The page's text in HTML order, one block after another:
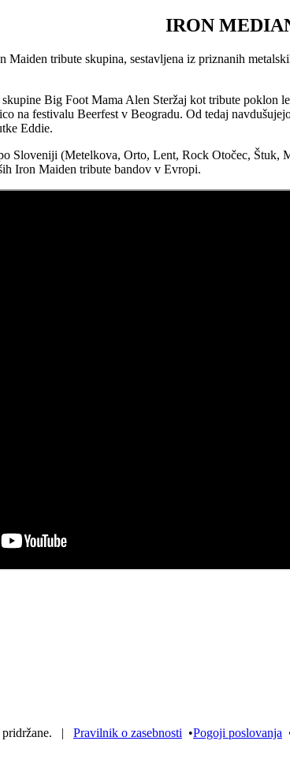
IRON
tribute skupina, sestavljena iz priznanih
Big Foot Mama Alen Steržaj kot tribute poklon
na festivalu Beerfest v Beogradu. Od tedaj
Eddie.
Sloveniji (Metelkova, Orto, Lent, Rock Otočec,
Iron Maiden tribute bandov v Evropi.
. | Pravilnik o zasebnosti •Pogoji poslovanja